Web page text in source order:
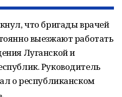
что бригады врачей
выезжают работать
Луганской и
Руководитель
о республиканском